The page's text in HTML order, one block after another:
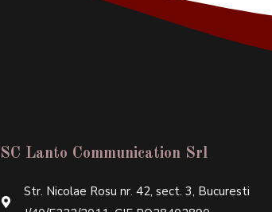
SC Lanto Communication Srl
Str. Nicolae Rosu nr. 42, sect. 3, Bucuresti